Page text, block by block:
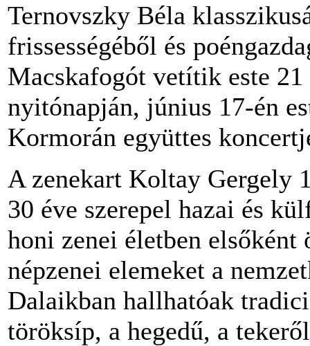
Ternovszky Béla
frissességéből és
Macskafogót vetítik este
nyitónapján, június 17-én
Kormorán együttes
A zenekart Koltay Gergely
30 éve szerepel hazai és
honi zenei életben elsőként
népzenei elemeket a
Dalaikban hallhatóak
töröksíp, a hegedű, a